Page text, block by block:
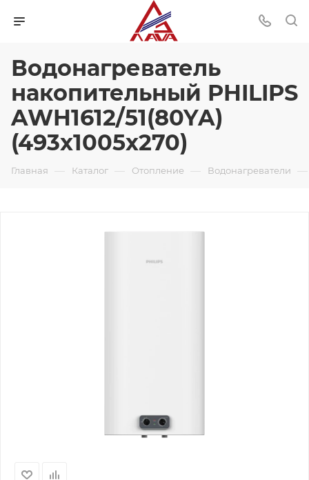
Водонагреватель
накопительный PHILIPS
AWH1612/51(80YA)
(493х1005х270)
Главная — Каталог — Отопление — Водонагреватели —